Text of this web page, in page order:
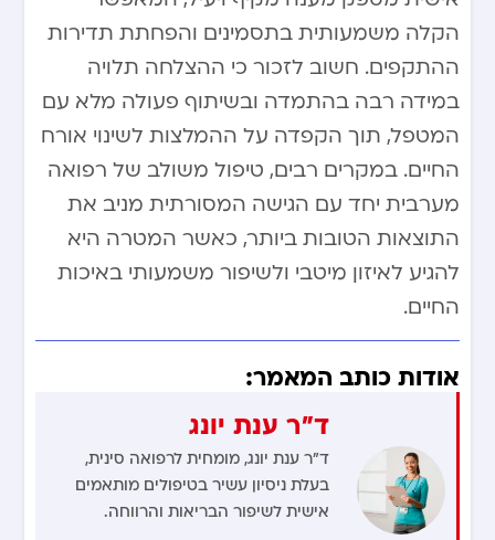
הקלה משמעותית בתסמינים והפחתת תדירות
ההתקפים. חשוב לזכור כי ההצלחה תלויה
במידה רבה בהתמדה ובשיתוף פעולה מלא עם
המטפל, תוך הקפדה על ההמלצות לשינוי אורח
החיים. במקרים רבים, טיפול משולב של רפואה
מערבית יחד עם הגישה המסורתית מניב את
התוצאות הטובות ביותר, כאשר המטרה היא
להגיע לאיזון מיטבי ולשיפור משמעותי באיכות
החיים.
אודות כותב המאמר:
ד"ר ענת יונג
ד"ר ענת יונג, מומחית לרפואה סינית,
בעלת ניסיון עשיר בטיפולים מותאמים
אישית לשיפור הבריאות והרווחה.